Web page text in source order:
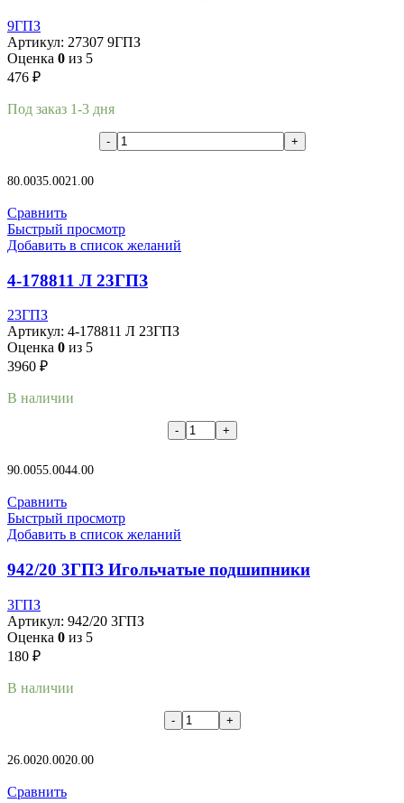
9ГПЗ
Артикул: 27307 9ГПЗ
Оценка 0 из 5
476 ₽
Под заказ 1-3 дня
80.0035.0021.00
Сравнить
Быстрый просмотр
Добавить в список желаний
4-178811 Л 23ГПЗ
23ГПЗ
Артикул: 4-178811 Л 23ГПЗ
Оценка 0 из 5
3960 ₽
В наличии
90.0055.0044.00
Сравнить
Быстрый просмотр
Добавить в список желаний
942/20 3ГПЗ Игольчатые подшипники
3ГПЗ
Артикул: 942/20 3ГПЗ
Оценка 0 из 5
180 ₽
В наличии
26.0020.0020.00
Сравнить